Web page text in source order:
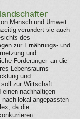
Mensch und Umwelt.
verändert sie auch
des
zur Ernährungs- und
und
Forderungen an die
Lebensraums
und
zur Wirtschaft
einen nachhaltigen
nach lokal angepassten
da die